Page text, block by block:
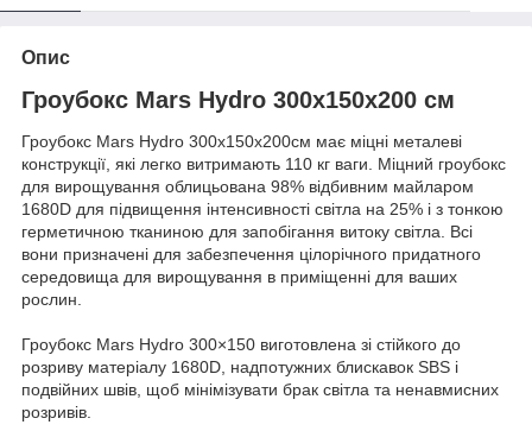
Опис
Гроубокс Mars Hydro 300x150x200 см
Гроубокс Mars Hydro 300х150х200см має міцні металеві
конструкції, які легко витримають 110 кг ваги. Міцний гроубокс
для вирощування облицьована 98% відбивним майларом
1680D для підвищення інтенсивності світла на 25% і з тонкою
герметичною тканиною для запобігання витоку світла. Всі
вони призначені для забезпечення цілорічного придатного
середовища для вирощування в приміщенні для ваших
рослин.
Гроубокс Mars Hydro 300×150 виготовлена зі стійкого до
розриву матеріалу 1680D, надпотужних блискавок SBS і
подвійних швів, щоб мінімізувати брак світла та ненавмисних
розривів.